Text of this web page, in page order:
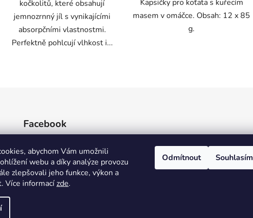
abychom Vám umožnili
webu a díky analýze provozu
zlepšovali jeho funkce, výkon a
. Více informacízde.
Odmítnout Souhlasím
kočkolitů, které obsahují
jemnozrnný jíl s vynikajícími
absorpčními vlastnostmi.
Perfektně pohlcují vlhkost i...
Kapsičky pro koťata s kuřecím
masem v omáčce. Obsah: 12 x 85
g.
a
p
r
Facebook